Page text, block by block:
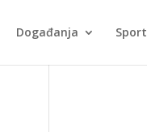
Događanja Sport